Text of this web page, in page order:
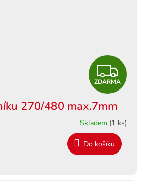
Z
D
R
M
ZDARMA
270/480 max.7mm
Skladem (1 ks)
Do košíku